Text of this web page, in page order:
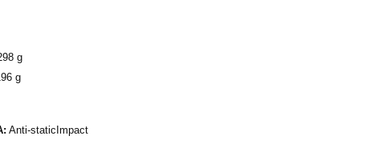
g
g
Anti-staticImpact